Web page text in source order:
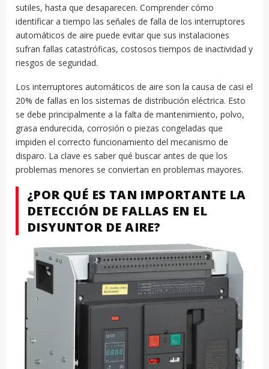
sutiles, hasta que desaparecen. Comprender cómo
identificar a tiempo las señales de falla de los interruptores
automáticos de aire puede evitar que sus instalaciones
sufran fallas catastróficas, costosos tiempos de inactividad y
riesgos de seguridad.
Los interruptores automáticos de aire son la causa de casi el
20% de fallas en los sistemas de distribución eléctrica. Esto
se debe principalmente a la falta de mantenimiento, polvo,
grasa endurecida, corrosión o piezas congeladas que
impiden el correcto funcionamiento del mecanismo de
disparo. La clave es saber qué buscar antes de que los
problemas menores se conviertan en problemas mayores.
¿POR QUÉ ES TAN IMPORTANTE LA
DETECCIÓN DE FALLAS EN EL
DISYUNTOR DE AIRE?